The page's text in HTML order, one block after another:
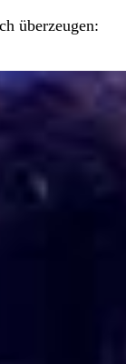
überzeugen: